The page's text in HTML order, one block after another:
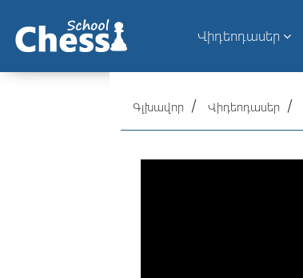
Վիդեոդասեր
Գլխավոր Վիդեոդասեր